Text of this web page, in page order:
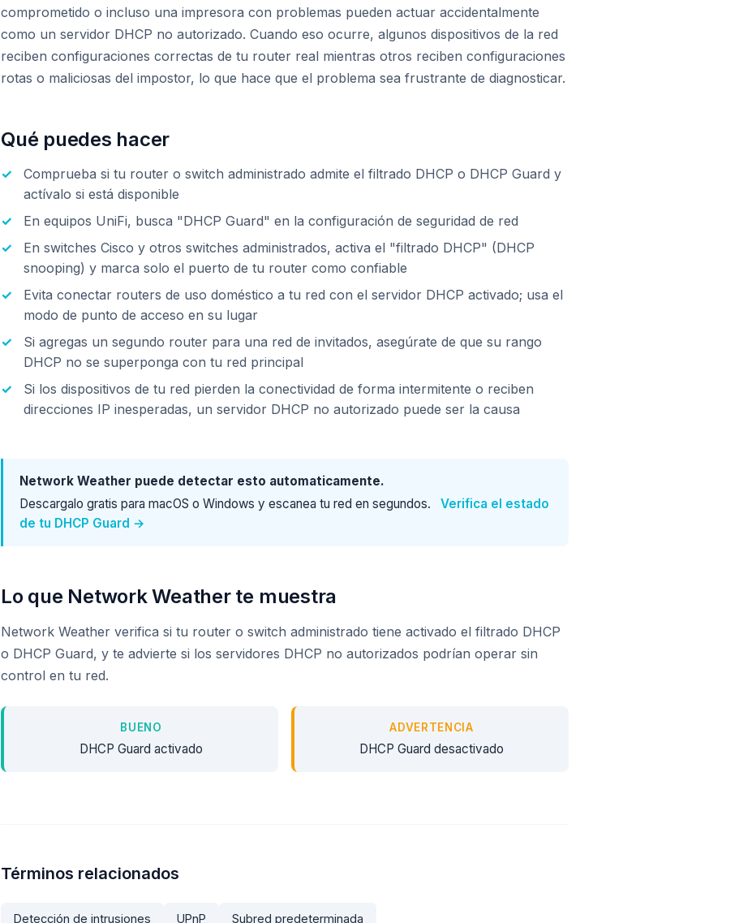
comprometido o incluso una impresora con problemas pueden actuar accidentalmente
como un servidor DHCP no autorizado. Cuando eso ocurre, algunos dispositivos de la red
reciben configuraciones correctas de tu router real mientras otros reciben configuraciones
rotas o maliciosas del impostor, lo que hace que el problema sea frustrante de diagnosticar.
Qué puedes hacer
Comprueba si tu router o switch administrado admite el filtrado DHCP o DHCP Guard y
actívalo si está disponible
En equipos UniFi, busca "DHCP Guard" en la configuración de seguridad de red
En switches Cisco y otros switches administrados, activa el "filtrado DHCP" (DHCP
snooping) y marca solo el puerto de tu router como confiable
Evita conectar routers de uso doméstico a tu red con el servidor DHCP activado; usa el
modo de punto de acceso en su lugar
Si agregas un segundo router para una red de invitados, asegúrate de que su rango
DHCP no se superponga con tu red principal
Si los dispositivos de tu red pierden la conectividad de forma intermitente o reciben
direcciones IP inesperadas, un servidor DHCP no autorizado puede ser la causa
Network Weather puede detectar esto automaticamente.
Descargalo gratis para macOS o Windows y escanea tu red en segundos.
Verifica el estado
de tu DHCP Guard →
Lo que Network Weather te muestra
Network Weather verifica si tu router o switch administrado tiene activado el filtrado DHCP
o DHCP Guard, y te advierte si los servidores DHCP no autorizados podrían operar sin
control en tu red.
BUENO
DHCP Guard activado
ADVERTENCIA
DHCP Guard desactivado
Términos relacionados
Detección de intrusiones UPnP Subred predeterminada